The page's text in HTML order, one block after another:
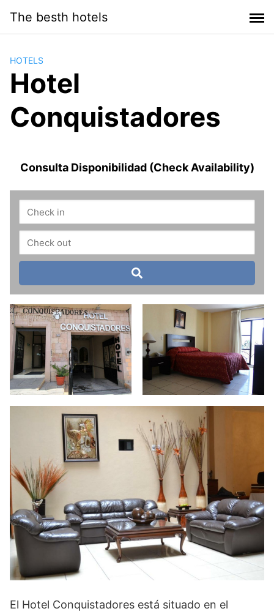
contenido
The besth hotels
HOTELS
Hotel
Conquistadores
Consulta Disponibilidad (Check Availability)
El Hotel Conquistadores está situado en el